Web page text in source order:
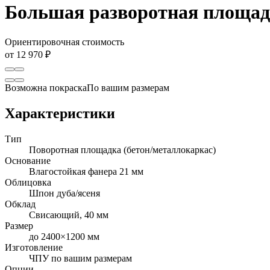
Большая разворотная
Ориентировочная стоимость
от 12 970 ₽
Возможна покраскаПо вашим размерам
Характеристики
Тип
Поворотная площадка (бетон/металлокаркас)
Основание
Влагостойкая фанера 21 мм
Облицовка
Шпон дуба/ясеня
Обклад
Свисающий, 40 мм
Размер
до 2400×1200 мм
Изготовление
ЧПУ по вашим размерам